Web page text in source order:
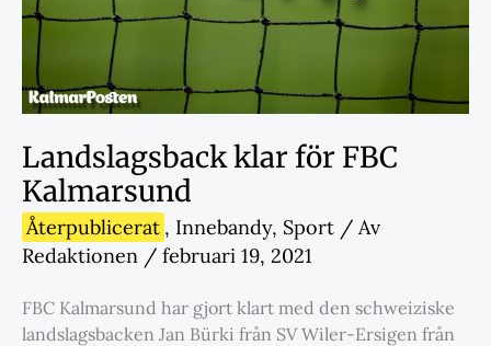
Landslagsback klar för FBC
Kalmarsund
Återpublicerat , Innebandy, Sport / Av
Redaktionen / februari 19, 2021
FBC Kalmarsund har gjort klart med den schweiziske
landslagsbacken Jan Bürki från SV Wiler-Ersigen från